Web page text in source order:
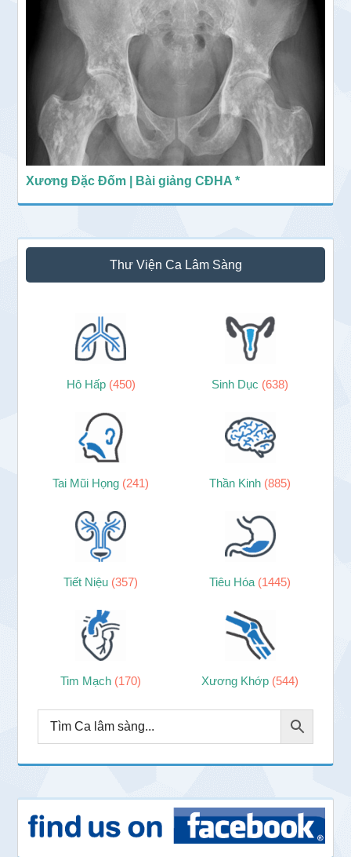
Xương Đặc Đốm | Bài giảng CĐHA *
Thư Viện Ca Lâm Sàng
Hô Hấp (450) Sinh Dục (638)
Tai Mũi Họng (241) Thần Kinh (885)
Tiết Niệu (357) Tiêu Hóa (1445)
Tim Mạch (170) Xương Khớp (544)